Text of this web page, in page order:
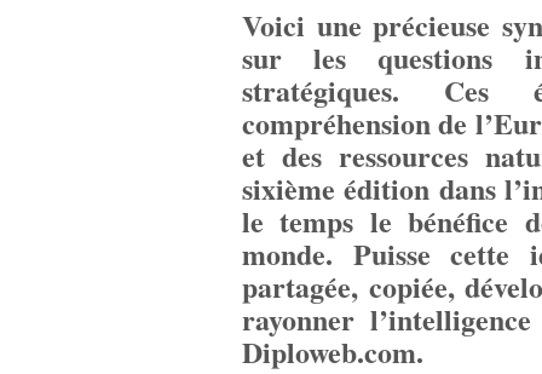
Voici une précieuse
sur les questions
stratégiques. Ces
compréhension de
et des ressources
sixième édition dans
le temps le bénéfice
monde. Puisse cette
partagée, copiée,
rayonner
Diploweb.com.